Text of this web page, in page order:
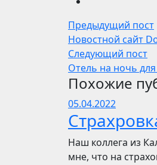
Предыдущий пост
Новостной сайт
Следующий пост
Отель на ночь
Похожие
05.04.2022
Наш коллега из
мне, что на